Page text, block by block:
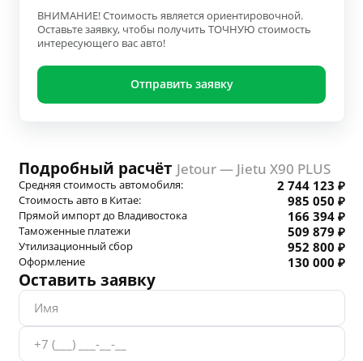
ВНИМАНИЕ! Стоимость является ориентировочной.
Оставьте заявку, чтобы получить ТОЧНУЮ стоимость
интересующего вас авто!
Отправить заявку
Подробный расчёт Jetour — Jietu X90 PLUS
Средняя стоимость автомобиля: 2 744 123 ₽
Стоимость авто в Китае: 985 050 ₽
Прямой импорт до Владивостока 166 394 ₽
Таможенные платежи 509 879 ₽
Утилизационный сбор 952 800 ₽
Оформление 130 000 ₽
Оставить заявку